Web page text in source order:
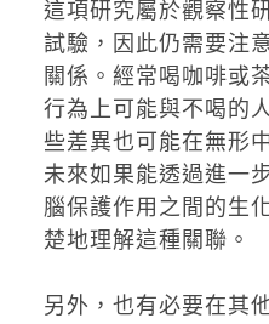
這項研究屬於觀察性
試驗，因此仍需要注
關係。經常喝咖啡或
行為上可能與不喝的
些差異也可能在無形
未來如果能透過進一
腦保護作用之間的生
楚地理解這種關聯。
另外，也有必要在其